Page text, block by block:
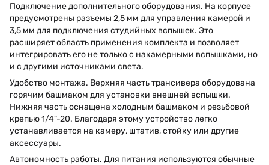
Подключение дополнительного оборудования. На корпусе
предусмотрены разъемы 2,5 мм для управления камерой и
3,5 мм для подключения студийных вспышек. Это
расширяет область применения комплекта и позволяет
интегрировать его не только с накамерными вспышками, но
и с другими источниками света.
Удобство монтажа. Верхняя часть трансивера оборудована
горячим башмаком для установки внешней вспышки.
Нижняя часть оснащена холодным башмаком и резьбовой
крепью 1/4"-20. Благодаря этому устройство легко
устанавливается на камеру, штатив, стойку или другие
аксессуары.
Автономность работы. Для питания используются обычные